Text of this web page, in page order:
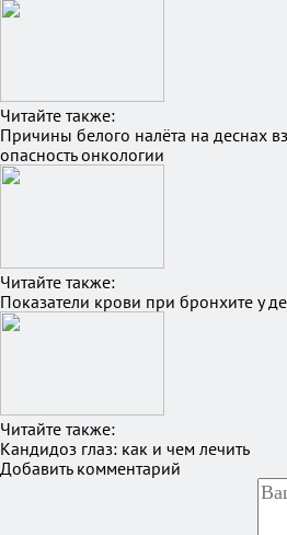
Читайте также:
Причины белого налёта на деснах
опасность онкологии
Читайте также:
Показатели крови при бронхите у
Читайте также:
Кандидоз глаз: как и чем лечить
Добавить комментарий